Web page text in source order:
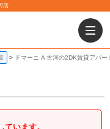
店
ドマーニ A 古河の2DK賃貸アパー
います。